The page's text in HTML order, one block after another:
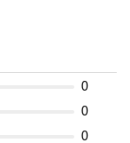
0
0
0